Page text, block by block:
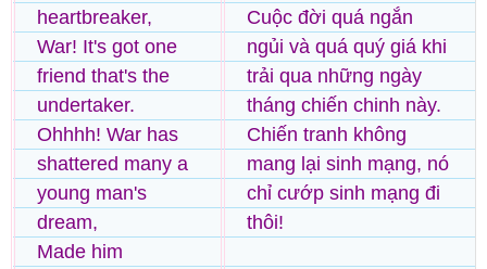
heartbreaker,
War! It's got one
friend that's the
undertaker.
Ohhhh! War has
shattered many a
young man's
dream,
Made him
Cuộc đời quá ngắn
ngủi và quá quý giá khi
trải qua những ngày
tháng chiến chinh này.
Chiến tranh không
mang lại sinh mạng, nó
chỉ cướp sinh mạng đi
thôi!